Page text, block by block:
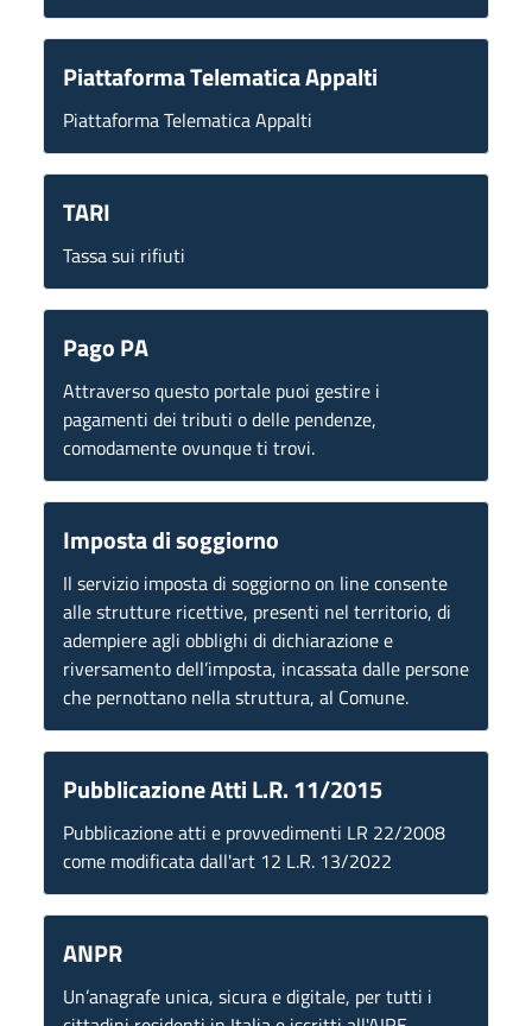
Piattaforma Telematica Appalti
Piattaforma Telematica Appalti
TARI
Tassa sui rifiuti
Pago PA
Attraverso questo portale puoi gestire i
pagamenti dei tributi o delle pendenze,
comodamente ovunque ti trovi.
Imposta di soggiorno
Il servizio imposta di soggiorno on line consente
alle strutture ricettive, presenti nel territorio, di
adempiere agli obblighi di dichiarazione e
riversamento dell’imposta, incassata dalle persone
che pernottano nella struttura, al Comune.
Pubblicazione Atti L.R. 11/2015
Pubblicazione atti e provvedimenti LR 22/2008
come modificata dall'art 12 L.R. 13/2022
ANPR
Un’anagrafe unica, sicura e digitale, per tutti i